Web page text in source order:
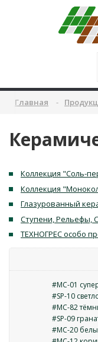
Главная
Коллекция "Соль-
Коллекция
Глазурованный
Ступени, Рельефы,
ТЕХНОГРЕС особо
#MC-01
#SP-10
#MC-82
#SP-09
#MC-20